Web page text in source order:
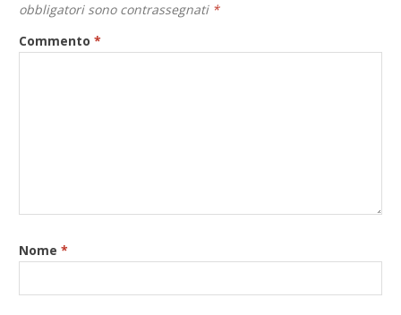
obbligatori sono contrassegnati *
Commento*
Nome*